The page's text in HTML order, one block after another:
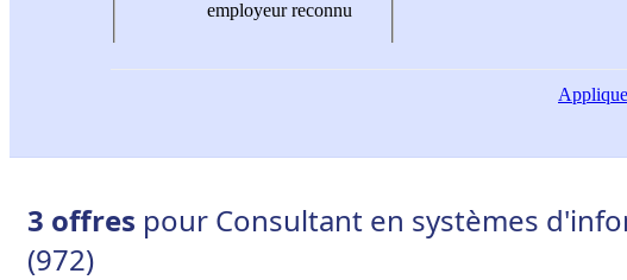
employeur reconnu
3 offres pour Consultant en systèmes
(972)